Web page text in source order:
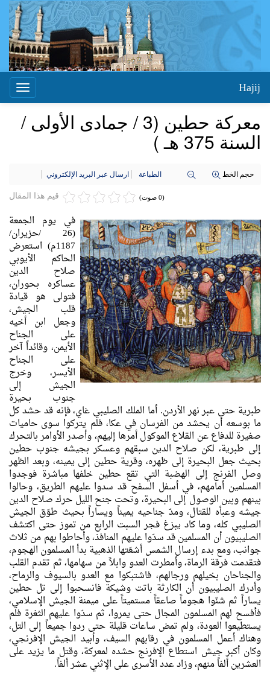
Toggle
Hajij
معركة حطين (3 / جمادى الأولى /
السنة 375 هـ )
حجم الخط الطباعة ارسال عبر البريد الإلكتروني
قيم هذا المقال (0 صوت)
في يوم الجمعة
(26 /حزيران/
1187م) استعرض
الحاكم الأيوبي
صلاح الدين
عساكره بحوران،
فتولى هو قيادة
قلب الجيش،
وجعل ابن أخيه
على الجناح
الأيمن، وقائداً آخر
على الجناح
الأيسر، وخرج
الجيش إلى
جنوب بحيرة
طبرية حتى عبر نهر الأردن. أما الملك الصليبي غاي، فإنه قد حشد كل
ما بوسعه أن يحشد من الفرسان في عكا، فلم يتركوا سوى حاميات
صغيرة للدفاع عن القلاع الموكول أمرها إليهم، وأصدر الأوامر بالتحرك
إلى طبرية، لكن صلاح الدين سبقهم وعسكر بجيشه جنوب حطين
بحيث جعل البحيرة إلى ظهره، وقرية حطين إلى يمينه، وبعد الظهر
وصل الفرنج إلى الهضبة التي تقع حطين خلفها مباشرة فوجدوا
المسلمين أمامهم، في أسفل السفح قد سدوا عليهم الطريق، وحالوا
بينهم وبين الوصول إلى البحيرة، وتحت جنح الليل حرك صلاح الدين
جيشه وعبأه للقتال، ومدّ جناحيه يميناً ويساراً بحيث طوّق الجيش
الصليبي كله، وما كاد يبزغ فجر السبت الرابع من تموز حتى اكتشف
الصليبيون أن المسلمين قد سدّوا عليهم المنافذ، وأحاطوا بهم من ثلاث
جوانب، ومع بدء إرسال الشمس أشعّتها الذهبية بدأ المسلمون الهجوم،
فتقدمت فرقة الرماة، وأمطرت العدو وابلاً من سهامها، ثم تقدم القلب
والجناحان بخيلهم ورجالهم، فاشتبكوا مع العدو بالسيوف والرماح،
وأدرك الصليبيون أن الكارثة باتت وشيكة فانسحبوا إلى تل حطين
يساراً ثم شنّوا هجوماً صاعقاً مستميتاً على ميمنة الجيش الإسلامي،
فأفسح لهم المسلمون المجال حتى يمروا، ثم سدّوا عليهم الثغرة فلم
يستطيعوا العودة، ولم تمض ساعات قليلة حتى ردوا جميعاً إلى التل،
وهناك أعمل المسلمون في رقابهم السيف، وأبيد الجيش الإفرنجي،
وكان أكبر جيش استطاع الإفرنج حشده لمعركة، وقتل ما يزيد على
العشرين ألفاً منهم، وزاد عدد الأسرى على الإثني عشر ألفاً.